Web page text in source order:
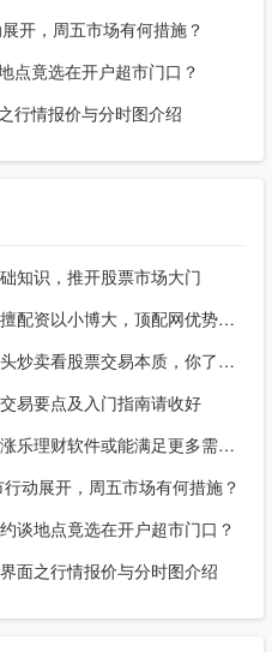
开，周五市场有何措施？
点竟选在开户超市门口？
行情报价与分时图介绍
知识，推开股票市场大门
股票和期货市场实力投资者擅配资以小博大，顶配网优势尽显
股票入门知识：从沙丁鱼罐头炒卖看股票交易本质，你了解吗？
易要点及入门指南请收好
股民常用电视获股市信息，涨乐理财软件或能满足更多需求？
动展开，周五市场有何措施？
谈地点竟选在开户超市门口？
面之行情报价与分时图介绍